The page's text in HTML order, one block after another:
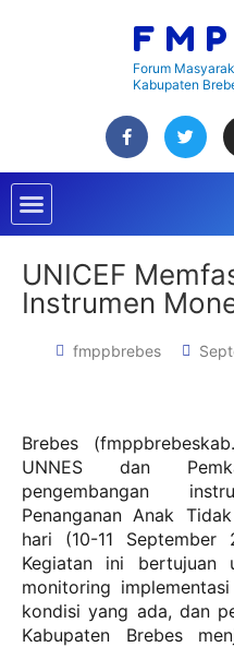
Forum
Kabupaten
F
a
c
o
k
T
w
i
r
Menu
UNICEF
Instrumen
fmppbrebes
Brebes
UNNES dan
pengembangan
Penanganan Anak
hari (10-11
Kegiatan ini bertujuan
monitoring
kondisi yang ada, dan
Kabupaten Brebes